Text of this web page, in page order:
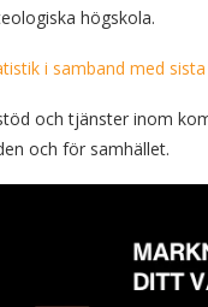
högskola.
i samband med
och tjänster inom
och för samhället.